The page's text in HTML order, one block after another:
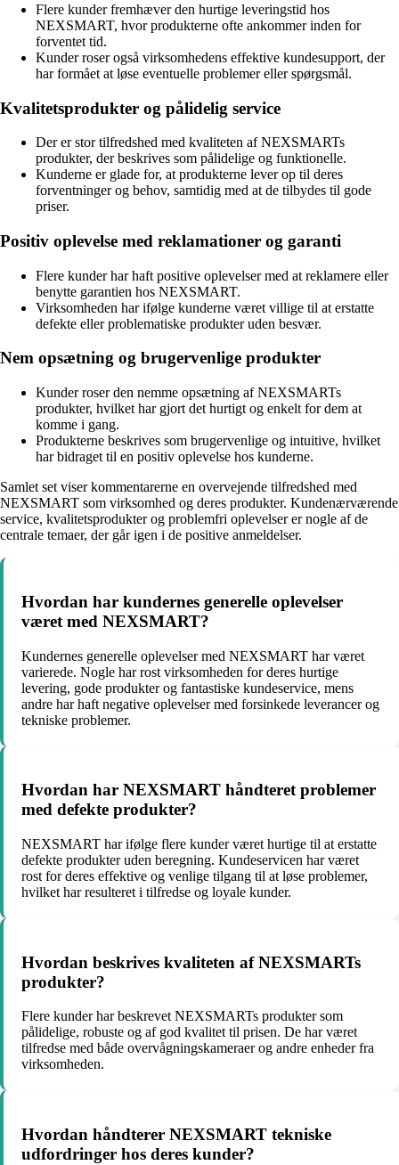
Flere kunder fremhæver den hurtige leveringstid hos
NEXSMART, hvor produkterne ofte ankommer inden for
forventet tid.
Kunder roser også virksomhedens effektive kundesupport, der
har formået at løse eventuelle problemer eller spørgsmål.
Kvalitetsprodukter og pålidelig service
Der er stor tilfredshed med kvaliteten af NEXSMARTs
produkter, der beskrives som pålidelige og funktionelle.
Kunderne er glade for, at produkterne lever op til deres
forventninger og behov, samtidig med at de tilbydes til gode
priser.
Positiv oplevelse med reklamationer og garanti
Flere kunder har haft positive oplevelser med at reklamere eller
benytte garantien hos NEXSMART.
Virksomheden har ifølge kunderne været villige til at erstatte
defekte eller problematiske produkter uden besvær.
Nem opsætning og brugervenlige produkter
Kunder roser den nemme opsætning af NEXSMARTs
produkter, hvilket har gjort det hurtigt og enkelt for dem at
komme i gang.
Produkterne beskrives som brugervenlige og intuitive, hvilket
har bidraget til en positiv oplevelse hos kunderne.
Samlet set viser kommentarerne en overvejende tilfredshed med
NEXSMART som virksomhed og deres produkter. Kundenærværende
service, kvalitetsprodukter og problemfri oplevelser er nogle af de
centrale temaer, der går igen i de positive anmeldelser.
Hvordan har kundernes generelle oplevelser
været med NEXSMART?
Kundernes generelle oplevelser med NEXSMART har været
varierede. Nogle har rost virksomheden for deres hurtige
levering, gode produkter og fantastiske kundeservice, mens
andre har haft negative oplevelser med forsinkede leverancer og
tekniske problemer.
Hvordan har NEXSMART håndteret problemer
med defekte produkter?
NEXSMART har ifølge flere kunder været hurtige til at erstatte
defekte produkter uden beregning. Kundeservicen har været
rost for deres effektive og venlige tilgang til at løse problemer,
hvilket har resulteret i tilfredse og loyale kunder.
Hvordan beskrives kvaliteten af NEXSMARTs
produkter?
Flere kunder har beskrevet NEXSMARTs produkter som
pålidelige, robuste og af god kvalitet til prisen. De har været
tilfredse med både overvågningskameraer og andre enheder fra
virksomheden.
Hvordan håndterer NEXSMART tekniske
udfordringer hos deres kunder?